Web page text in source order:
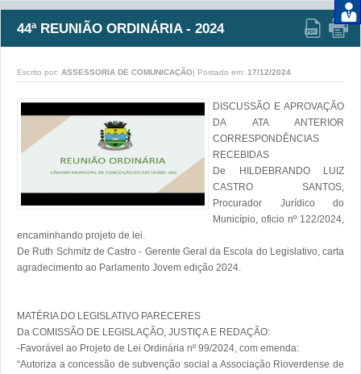
44ª REUNIÃO ORDINÁRIA - 2024
Escrito por: ASSESSORIA DE COMUNICAÇÃO| Postado em: 17/12/2024
DISCUSSÃO E APROVAÇÃO
DA ATA ANTERIOR
CORRESPONDÊNCIAS
RECEBIDAS
De HILDEBRANDO LUIZ
CASTRO SANTOS,
Procurador Jurídico do
Município, oficio nº 122/2024,
encaminhando projeto de lei.
De Ruth Schmitz de Castro - Gerente Geral da Escola do Legislativo, carta
agradecimento ao Parlamento Jovem edição 2024.
MATÉRIA DO LEGISLATIVO PARECERES
Da COMISSÃO DE LEGISLAÇÃO, JUSTIÇA E REDAÇÃO:
-Favorável ao Projeto de Lei Ordinária nº 99/2024, com emenda:
“Autoriza a concessão de subvenção social a Associação Rioverdense de